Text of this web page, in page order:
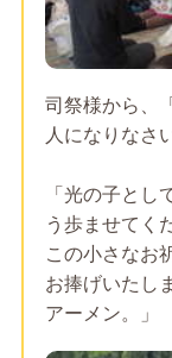
司祭様から、
人になりなさ
「光の子とし
う歩ませてく
この小さなお
お捧げいたし
アーメン。」